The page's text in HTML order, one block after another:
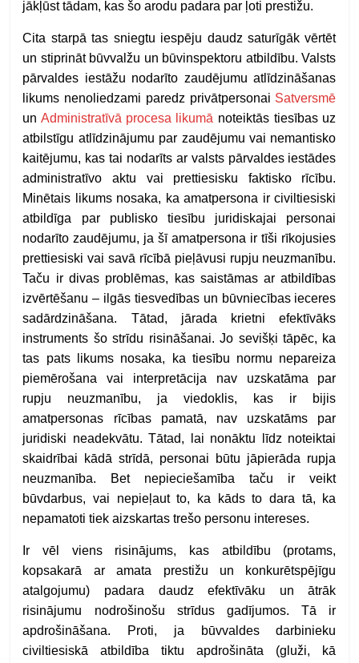
jākļūst tādam, kas šo arodu padara par ļoti prestižu.
Cita starpā tas sniegtu iespēju daudz saturīgāk vērtēt
un stiprināt būvvalžu un būvinspektoru atbildību. Valsts
pārvaldes iestāžu nodarīto zaudējumu atlīdzināšanas
likums nenoliedzami paredz privātpersonai Satversmē
unAdministratīvā procesa likumā noteiktās tiesības uz
atbilstīgu atlīdzinājumu par zaudējumu vai nemantisko
kaitējumu, kas tai nodarīts ar valsts pārvaldes iestādes
administratīvo aktu vai prettiesisku faktisko rīcību.
Minētais likums nosaka, ka amatpersona ir civiltiesiski
atbildīga par publisko tiesību juridiskajai personai
nodarīto zaudējumu, ja šī amatpersona ir tīši rīkojusies
prettiesiski vai savā rīcībā pieļāvusi rupju neuzmanību.
Taču ir divas problēmas, kas saistāmas ar atbildības
izvērtēšanu – ilgās tiesvedības un būvniecības ieceres
sadārdzināšana. Tātad, jārada krietni efektīvāks
instruments šo strīdu risināšanai. Jo sevišķi tāpēc, ka
tas pats likums nosaka, ka tiesību normu nepareiza
piemērošana vai interpretācija nav uzskatāma par
rupju neuzmanību, ja viedoklis, kas ir bijis
amatpersonas rīcības pamatā, nav uzskatāms par
juridiski neadekvātu. Tātad, lai nonāktu līdz noteiktai
skaidrībai kādā strīdā, personai būtu jāpierāda rupja
neuzmanība. Bet nepieciešamība taču ir veikt
būvdarbus, vai nepieļaut to, ka kāds to dara tā, ka
nepamatoti tiek aizskartas trešo personu intereses.
Ir vēl viens risinājums, kas atbildību (protams,
kopsakarā ar amata prestižu un konkurētspējīgu
atalgojumu) padara daudz efektīvāku un ātrāk
risinājumu nodrošinošu strīdus gadījumos. Tā ir
apdrošināšana. Proti, ja būvvaldes darbinieku
civiltiesiskā atbildība tiktu apdrošināta (gluži, kā